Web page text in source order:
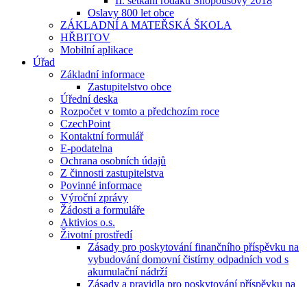
Oslavy 800 let obce
ZÁKLADNÍ A MATEŘSKÁ ŠKOLA
HŘBITOV
Mobilní aplikace
Úřad
Základní informace
Zastupitelstvo obce
Úřední deska
Rozpočet v tomto a předchozím roce
CzechPoint
Kontaktní formulář
E-podatelna
Ochrana osobních údajů
Z činnosti zastupitelstva
Povinné informace
Výroční zprávy
Žádosti a formuláře
Aktivios o.s.
Životní prostředí
Zásady pro poskytování finančního příspěvku na
vybudování domovní čistírny odpadních vod s
akumulační nádrží
Zásady a pravidla pro poskytování příspěvku na